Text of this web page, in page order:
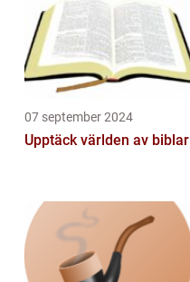
07 september 2024
Upptäck världen av biblar